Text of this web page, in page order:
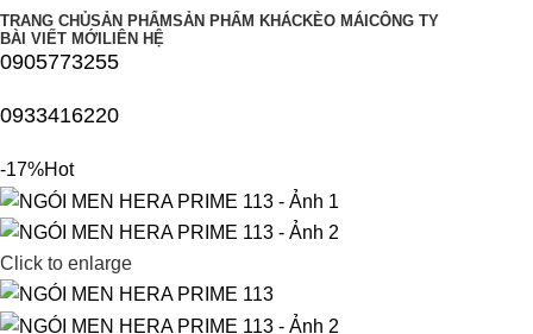
TRANG CHỦSẢN PHẨMSẢN PHẨM KHÁCKÈO MÁI CÔNG TY
BÀI VIẾT MỚI LIÊN HỆ
0905773255
0933416220
-17%Hot
Click to enlarge